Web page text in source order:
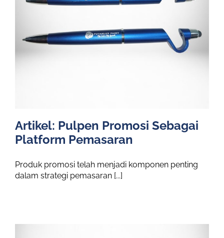
Artikel: Pulpen Promosi Sebagai
Platform Pemasaran
Produk promosi telah menjadi komponen penting
dalam strategi pemasaran [...]